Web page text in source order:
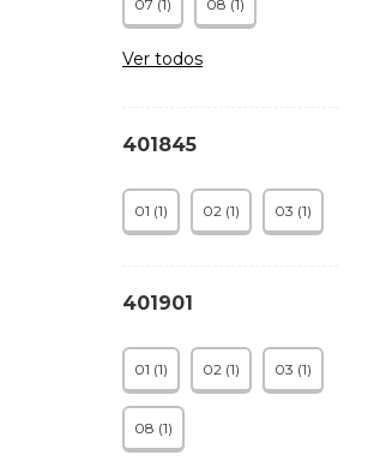
07 (1) 08 (1)
Ver todos
401845
01 (1) 02 (1) 03 (1)
401901
01 (1) 02 (1) 03 (1)
08 (1)